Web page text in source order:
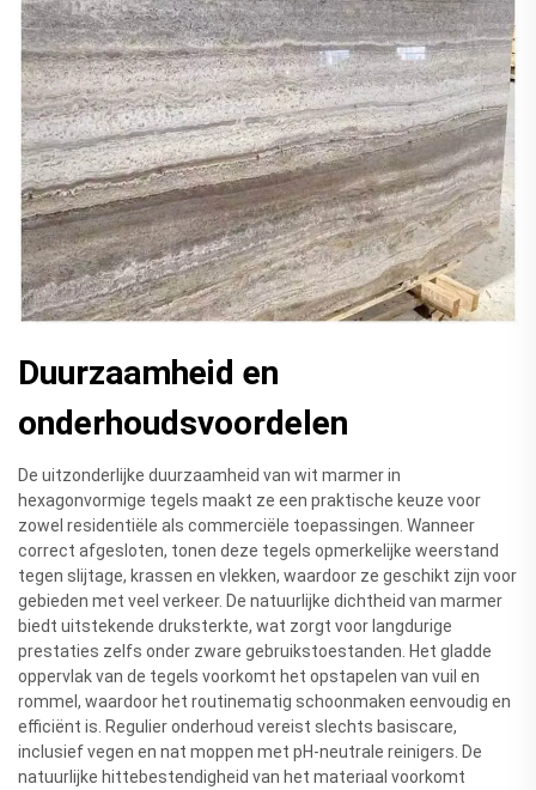
Duurzaamheid en
onderhoudsvoordelen
De uitzonderlijke duurzaamheid van wit marmer in
hexagonvormige tegels maakt ze een praktische keuze voor
zowel residentiële als commerciële toepassingen. Wanneer
correct afgesloten, tonen deze tegels opmerkelijke weerstand
tegen slijtage, krassen en vlekken, waardoor ze geschikt zijn voor
gebieden met veel verkeer. De natuurlijke dichtheid van marmer
biedt uitstekende druksterkte, wat zorgt voor langdurige
prestaties zelfs onder zware gebruikstoestanden. Het gladde
oppervlak van de tegels voorkomt het opstapelen van vuil en
rommel, waardoor het routinematig schoonmaken eenvoudig en
efficiënt is. Regulier onderhoud vereist slechts basiscare,
inclusief vegen en nat moppen met pH-neutrale reinigers. De
natuurlijke hittebestendigheid van het materiaal voorkomt